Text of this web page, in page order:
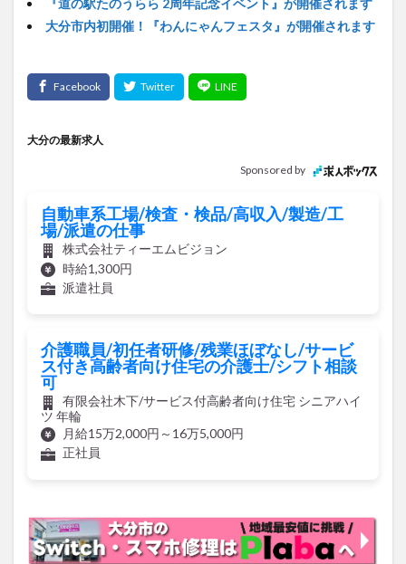
『道の駅たのうらら 2周年記念イベント』が開催されます
大分市内初開催！『わんにゃんフェスタ』が開催されます
大分の最新求人
Sponsored by
自動車系工場/検査・検品/高収入/製造/工
場/派遣の仕事
株式会社ティーエムビジョン
時給1,300円
派遣社員
介護職員/初任者研修/残業ほぼなし/サービ
ス付き高齢者向け住宅の介護士/シフト相談
可
有限会社木下/サービス付高齢者向け住宅 シニアハイ
ツ 年輪
月給15万2,000円～16万5,000円
正社員